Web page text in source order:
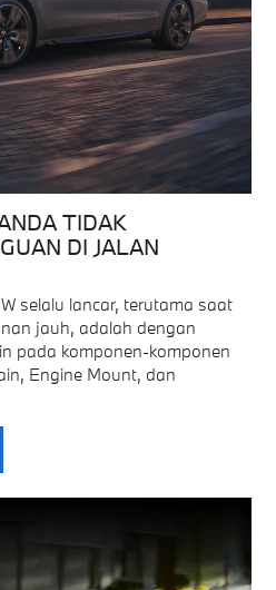
TIDAK
DI JALAN
selalu lancar, terutama saat
jauh, adalah dengan
pada komponen-komponen
Engine Mount, dan